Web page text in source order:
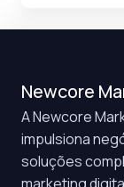
Newcore
A Newcore
impulsiona
soluções